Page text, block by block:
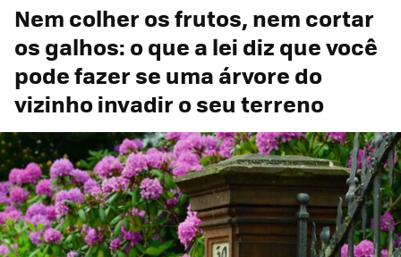
Nem colher os frutos, nem cortar
os galhos: o que a lei diz que você
pode fazer se uma árvore do
vizinho invadir o seu terreno